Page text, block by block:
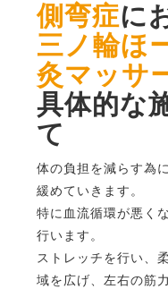
側弯症に
三ノ輪ほ
灸マッサ
具体的な
て
体の負担を減らす為
緩めていきます。
特に血流循環が悪く
行います。
ストレッチを行い、
域を広げ、左右の筋